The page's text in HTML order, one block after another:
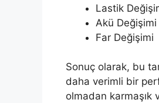
Lastik
Akü Değişimi
Far Değişimi
Sonuç olarak, bu
daha verimli bir
olmadan karmaşık